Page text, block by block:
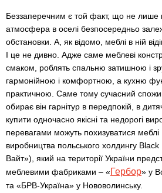
Дуже якісна стінка...
Беззаперечним є той факт, що не лише
атмосфера в оселі безпосередньо
обстановки. А, як відомо, меблі в ній
І це не дивно. Адже саме меблеві
смаком, роблять спальню затишною і
гармонійною і комфортною, а кухню
практичною. Саме тому сучасний
обирає він гарнітур в передпокій, в
купити одночасно якісні та недорогі
перевагами можуть похизуватися
виробництва польського холдингу
Вайт»), який на території України
меблевими фабриками – «Гербор» у
та «БРВ-Україна» у Нововолинську.